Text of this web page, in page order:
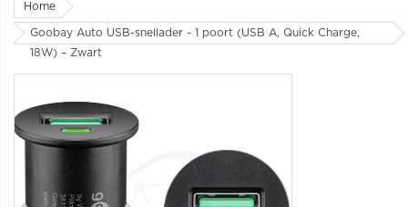
Home
Goobay Auto USB-snellader - 1 poort (USB A, Quick Charge,
18W) – Zwart